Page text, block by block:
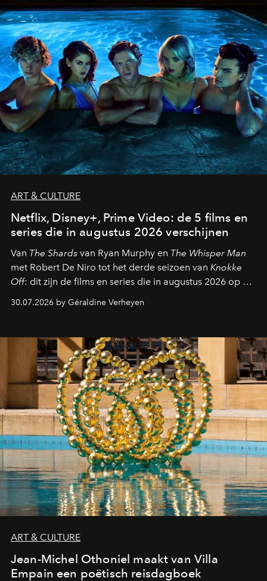
ART & CULTURE
Netflix, Disney+, Prime Video: de 5 films en
series die in augustus 2026 verschijnen
Van The Shards van Ryan Murphy en The Whisper Man
met Robert De Niro tot het derde seizoen van Knokke
Off: dit zijn de films en series die in augustus 2026 op de
streamingplatformen verschijnen.
30.07.2026 by Géraldine Verheyen
ART & CULTURE
Jean-Michel Othoniel maakt van Villa
Empain een poëtisch reisdagboek